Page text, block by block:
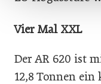
Vier Mal XXL
Der AR 620 ist
12,8 Tonnen